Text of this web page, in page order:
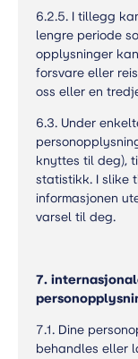
6.2.5. I tillegg
lengre periode
opplysninger
forsvare eller
oss eller en
6.3. Under
knyttes til deg),
statistikk. I slike
informasjonen
varsel til deg.
7.
7.1. Dine
behandles eller